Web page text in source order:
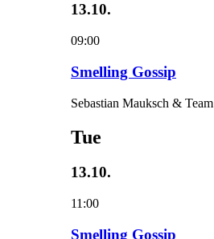
13.10.
09:00
Smelling Gossip
Sebastian Mauksch & Team
Tue
13.10.
11:00
Smelling Gossip